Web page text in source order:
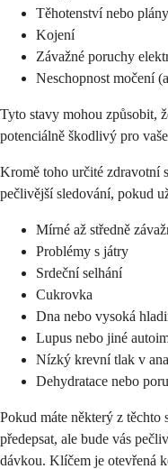
Těhotenství nebo
Kojení
Závažné poruchy
Neschopnost močení
Tyto stavy mohou způsobit,
potenciálně škodlivý pro
Kromě toho určité zdravotní
pečlivější sledování, pokud
Mírné až středně
Problémy s játry
Srdeční selhání
Cukrovka
Dna nebo vysoká
Lupus nebo jiné
Nízký krevní tlak v
Dehydratace nebo
Pokud máte některý z těchto
předepsat, ale bude vás
dávkou. Klíčem je otevřená